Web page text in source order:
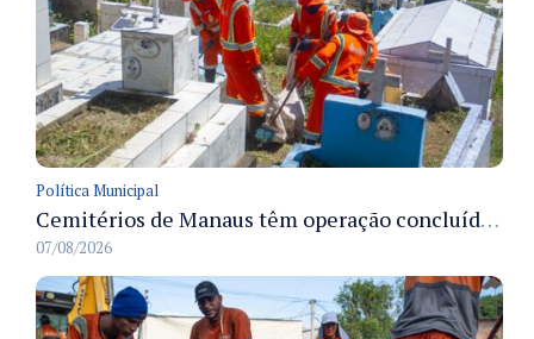
Política Municipal
Cemitérios de Manaus têm operação concluída e estrutura pronta para receber famílias no Dia dos Pais
07/08/2026